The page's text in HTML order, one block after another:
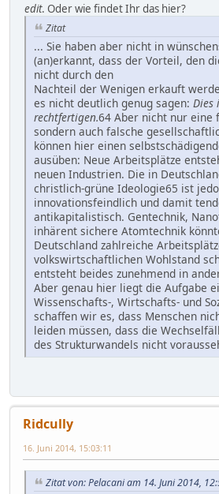
edit. Oder wie findet Ihr das hier?
Zitat
... Sie haben aber nicht in
(an)erkannt, dass der Vorteil, den
nicht durch den
Nachteil der Wenigen erkauft
es nicht deutlich genug sagen: Dies
rechtfertigen.64 Aber nicht nur eine
sondern auch falsche
können hier einen
ausüben: Neue Arbeitsplätze
neuen Industrien. Die in
christlich-grüne Ideologie65 ist
innovationsfeindlich und damit
antikapitalistisch. Gentechnik,
inhärent sichere Atomtechnik
Deutschland zahlreiche
volkswirtschaftlichen Wohlstand
entsteht beides zunehmend in
Aber genau hier liegt die Aufgabe
Wissenschafts-, Wirtschafts- und
schaffen wir es, dass Menschen
leiden müssen, dass die
des Strukturwandels nicht
Ridcully
16. Juni 2014, 15:03:11
Zitat von: Pelacani am 14. Juni 2014,